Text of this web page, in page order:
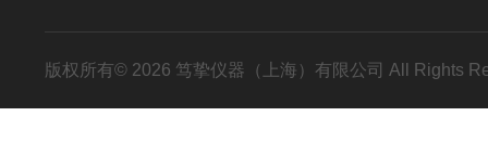
版权所有© 2026 笃挚仪器（上海）有限公司 All Rights